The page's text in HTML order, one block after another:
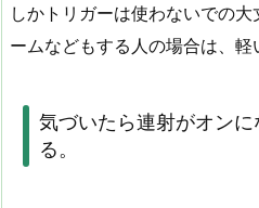
しかトリガーは使わないでの
ームなどもする人の場合は、軽
気づいたら連射がオン
る。